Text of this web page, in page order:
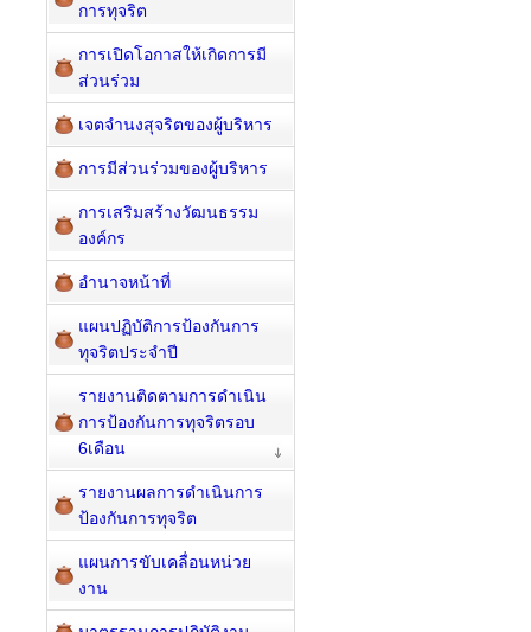
การทุจริต
การเปิดโอกาสให้เกิดการมี
ส่วนร่วม
เจตจำนงสุจริตของผู้บริหาร
การมีส่วนร่วมของผู้บริหาร
การเสริมสร้างวัฒนธรรม
องค์กร
อำนาจหน้าที่
แผนปฏิบัติการป้องกันการ
ทุจริตประจำปี
รายงานติดตามการดำเนิน
การป้องกันการทุจริตรอบ
6เดือน
รายงานผลการดำเนินการ
ป้องกันการทุจริต
แผนการขับเคลื่อนหน่วย
งาน